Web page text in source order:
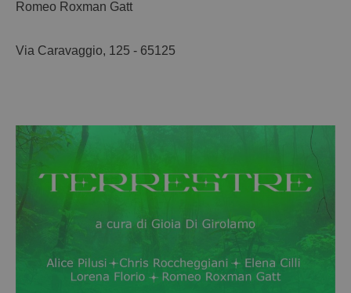
Romeo Roxman Gatt
Via Caravaggio, 125 - 65125